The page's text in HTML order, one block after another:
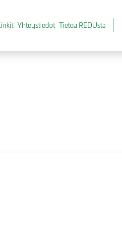
Yhteystiedot Tietoa REDUsta